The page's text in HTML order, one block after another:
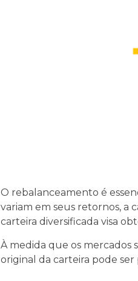
O rebalanceamento é
variam em seus retornos, a
carteira diversificada visa
À medida que os mercados
original da carteira pode